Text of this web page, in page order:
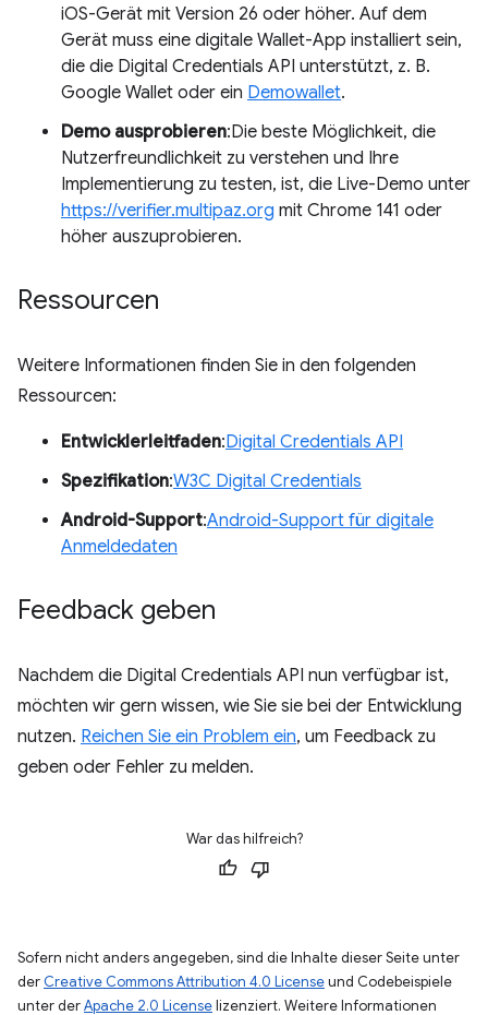
iOS-Gerät mit Version 26 oder höher. Auf dem
Gerät muss eine digitale Wallet-App installiert sein,
die die Digital Credentials API unterstützt, z. B.
Google Wallet oder ein Demowallet.
Demo ausprobieren:Die beste Möglichkeit, die
Nutzerfreundlichkeit zu verstehen und Ihre
Implementierung zu testen, ist, die Live-Demo unter
https://verifier.multipaz.org mit Chrome 141 oder
höher auszuprobieren.
Ressourcen
Weitere Informationen finden Sie in den folgenden
Ressourcen:
Entwicklerleitfaden:Digital Credentials API
Spezifikation:W3C Digital Credentials
Android-Support:Android-Support für digitale
Anmeldedaten
Feedback geben
Nachdem die Digital Credentials API nun verfügbar ist,
möchten wir gern wissen, wie Sie sie bei der Entwicklung
nutzen. Reichen Sie ein Problem ein, um Feedback zu
geben oder Fehler zu melden.
War das hilfreich?
Sofern nicht anders angegeben, sind die Inhalte dieser Seite unter
der Creative Commons Attribution 4.0 Licenseund Codebeispiele
unter derApache 2.0 Licenselizenziert. Weitere Informationen